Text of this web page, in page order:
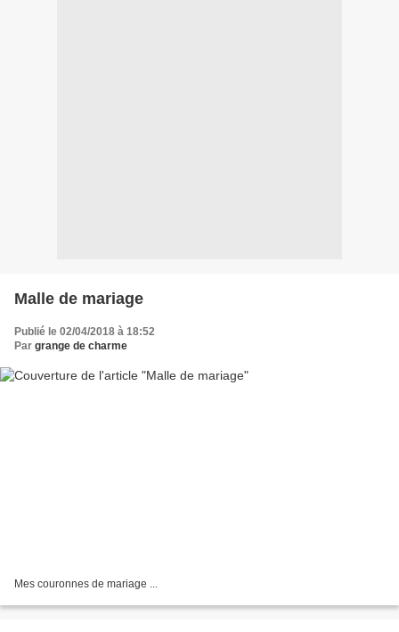
Malle de mariage
Publié le 02/04/2018 à 18:52
Par grange de charme
Mes couronnes de mariage ...